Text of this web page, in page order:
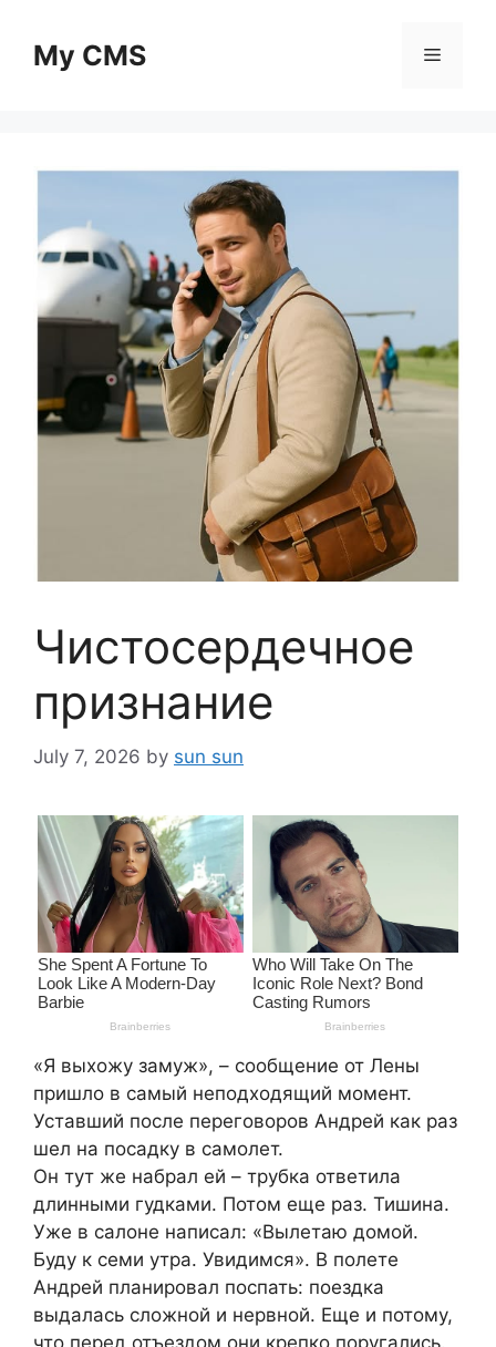
contentMy CMS Menu
Чистосердечное
признание
July 7, 2026 by sun sun
«Я выхожу замуж», – сообщение от Лены
пришло в самый неподходящий момент.
Уставший после переговоров Андрей как раз
шел на посадку в самолет.
Он тут же набрал ей – трубка ответила
длинными гудками. Потом еще раз. Тишина.
Уже в салоне написал: «Вылетаю домой.
Буду к семи утра. Увидимся». В полете
Андрей планировал поспать: поездка
выдалась сложной и нервной. Еще и потому,
что перед отъездом они крепко поругались.